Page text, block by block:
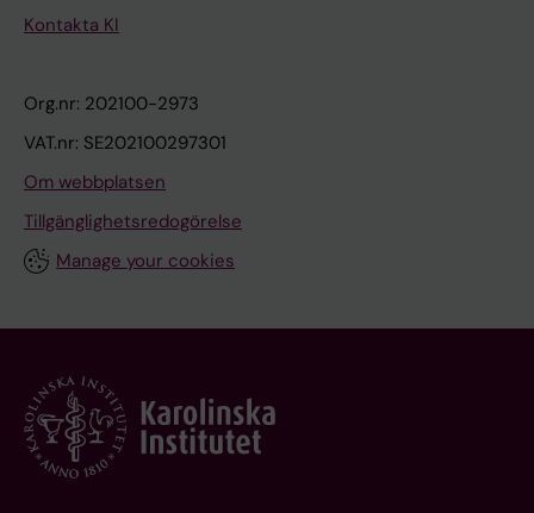
Kontakta KI
Org.nr: 202100-2973
VAT.nr: SE202100297301
Om webbplatsen
Tillgänglighetsredogörelse
Manage your cookies